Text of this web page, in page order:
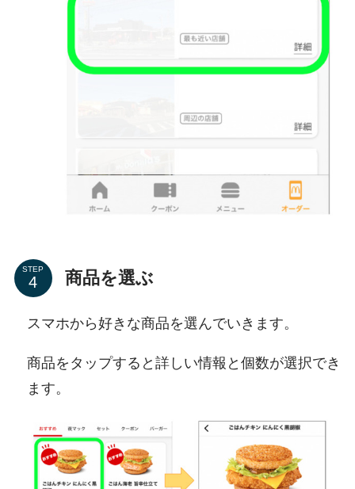
STEP 商品を選ぶ
スマホから好きな商品を選んでいきます。
商品をタップすると詳しい情報と個数が選択でき
ます。